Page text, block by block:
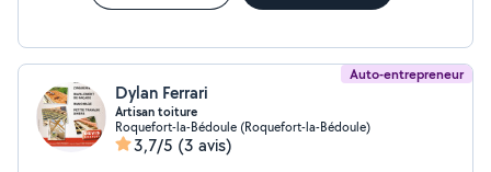
Auto-entrepreneur
Dylan Ferrari
Artisan toiture
Roquefort-la-Bédoule (Roquefort-la-Bédoule)
3,7/5 (3 avis)